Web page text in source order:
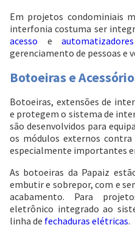
Em projetos condominiais
interfonia costuma ser
acesso e
gerenciamento de pessoas e
Botoeiras e
Botoeiras, extensões de
e protegem o sistema de
são desenvolvidos para
os módulos externos contra
especialmente importantes
As botoeiras da Papaiz
embutir e sobrepor, com e
acabamento. Para
eletrônico integrado ao
linha de fechaduras elétricas.